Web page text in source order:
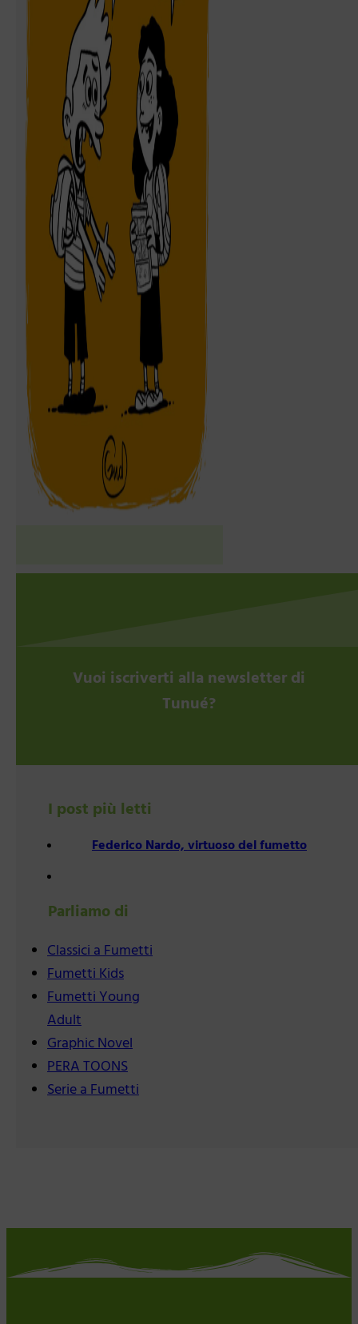
Vuoi iscriverti alla newsletter di
Tunué?
I post più letti
Federico Nardo, virtuoso del fumetto
Parliamo di
Classici a Fumetti
Fumetti Kids
Fumetti Young
Adult
Graphic Novel
PERA TOONS
Serie a Fumetti